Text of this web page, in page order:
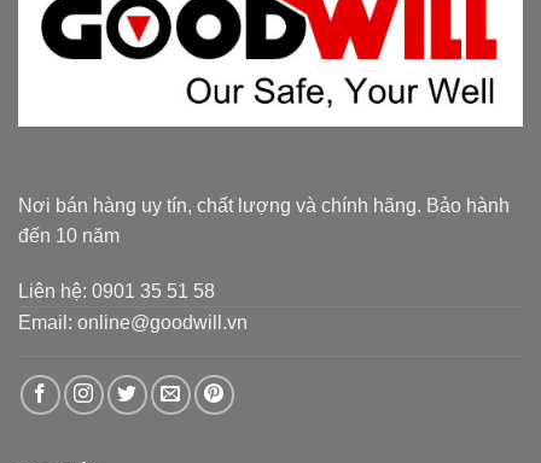
Nơi bán hàng uy tín, chất lượng và chính hãng. Bảo hành
đến 10 năm
Liên hệ: 0901 35 51 58
Email: online@goodwill.vn